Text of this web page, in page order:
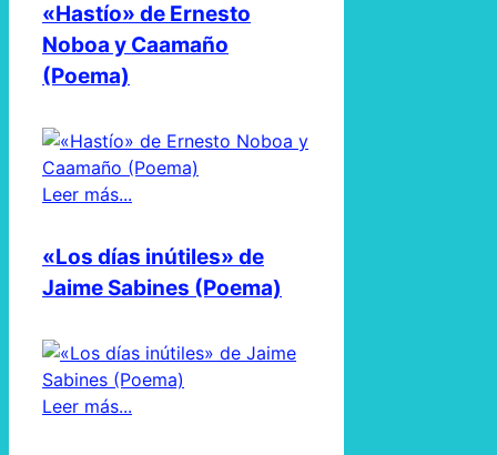
«Hastío» de Ernesto
Noboa y Caamaño
(Poema)
Leer más...
«Los días inútiles» de
Jaime Sabines (Poema)
Leer más...